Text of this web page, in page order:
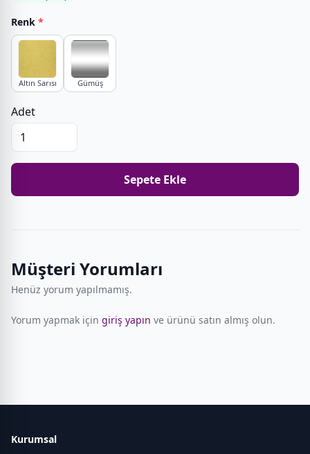
Renk *
Altın Sarısı Gümüş
Adet
Sepete Ekle
Müşteri Yorumları
Henüz yorum yapılmamış.
Yorum yapmak için giriş yapın ve ürünü satın almış olun.
Kurumsal